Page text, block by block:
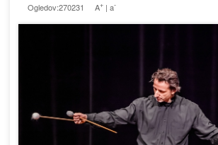
Ogledov:270231 A+| a-